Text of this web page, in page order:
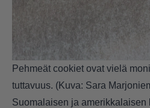
Pehmeät cookiet ovat vielä
tuttavuus. (Kuva: Sara
Suomalaisen ja amerikkalaisen